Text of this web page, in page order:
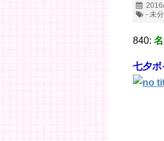
- 未
840:
七夕ボ